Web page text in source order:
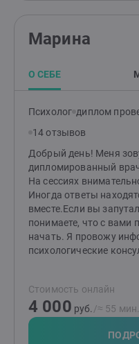
Марина
О СЕБЕ
Психолог диплом
14 отзывов
Добрый день! Меня
дипломированный
На сессиях
Иногда ответы
вместе.Если вы
понимаете, что с вами
начать. Я провожу
психологические
- помочь вам лучше
трудностями и
изменений. Я верю, что
и потенциал для
Стоимость онлайн
4 000 руб. /≈ 55 мин.